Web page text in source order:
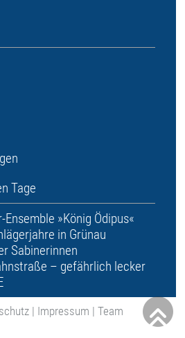
Tage
»König Ödipus«
in Grünau
Sabinerinnen
– gefährlich lecker
| Impressum | Team